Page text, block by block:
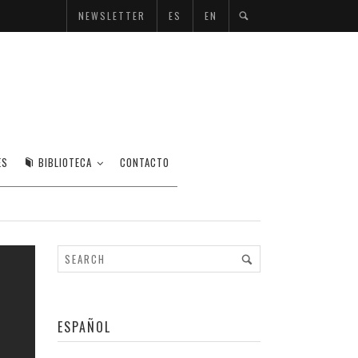
NEWSLETTER ES EN
BIBLIOTECA CONTACTO
ESPAÑOL